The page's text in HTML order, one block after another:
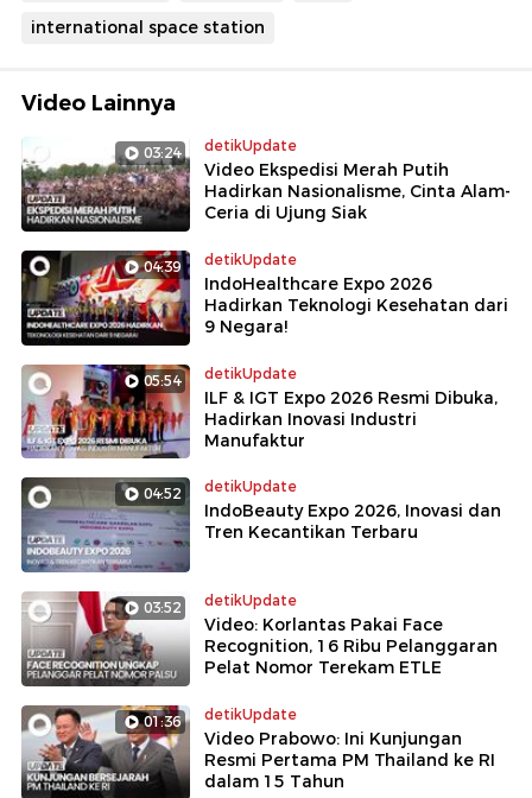
international space station
Video Lainnya
03:24 detikUpdate
Video Ekspedisi Merah Putih
Hadirkan Nasionalisme, Cinta Alam-
Ceria di Ujung Siak
04:39 detikUpdate
IndoHealthcare Expo 2026
Hadirkan Teknologi Kesehatan dari
9 Negara!
05:54 detikUpdate
ILF & IGT Expo 2026 Resmi Dibuka,
Hadirkan Inovasi Industri
Manufaktur
04:52 detikUpdate
IndoBeauty Expo 2026, Inovasi dan
Tren Kecantikan Terbaru
03:52 detikUpdate
Video: Korlantas Pakai Face
Recognition, 16 Ribu Pelanggaran
Pelat Nomor Terekam ETLE
01:36 detikUpdate
Video Prabowo: Ini Kunjungan
Resmi Pertama PM Thailand ke RI
dalam 15 Tahun